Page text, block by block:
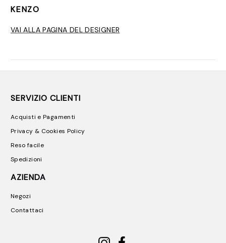
KENZO
VAI ALLA PAGINA DEL DESIGNER
SERVIZIO CLIENTI
Acquisti e Pagamenti
Privacy & Cookies Policy
Reso facile
Spedizioni
AZIENDA
Negozi
Contattaci